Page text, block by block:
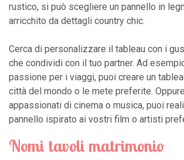
rustico, si può scegliere un pannello in
arricchito da dettagli country chic.
Cerca di personalizzare il tableau con i
che condividi con il tuo partner. Ad
passione per i viaggi, puoi creare un
città del mondo o le mete preferite.
appassionati di cinema o musica, puoi
pannello ispirato ai vostri film o artisti
Nomi tavoli matrimonio